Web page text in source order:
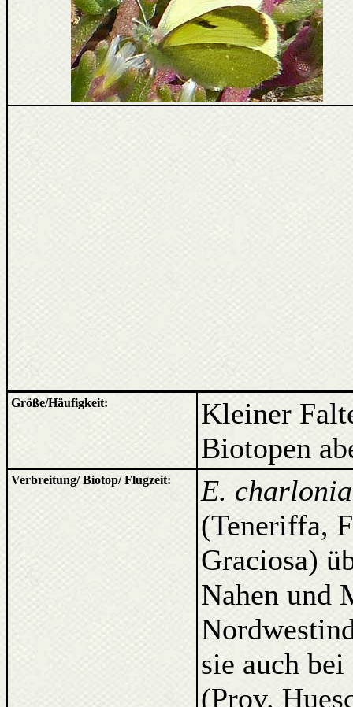
Größe/Häufigkeit:
Kleiner
Biotopen
Verbreitung/ Biotop/ Flugzeit:
E.
(Teneriffa,
Graciosa)
Nahen und
sie auch
(Prov.